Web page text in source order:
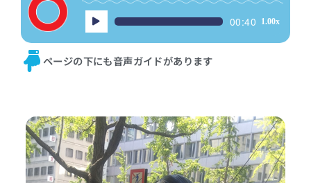
音
声
プ
ヤ
ー
00:40 1.00x
ページの下にも音声ガイドがあります